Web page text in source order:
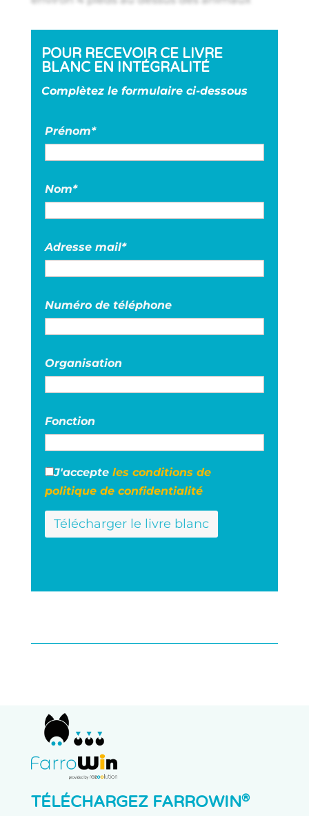
POUR RECEVOIR CE LIVRE
BLANC EN INTÉGRALITÉ
Complètez le formulaire ci-dessous
Prénom*
Nom*
Adresse mail*
Numéro de téléphone
Organisation
Fonction
J'accepte les conditions de
politique de confidentialité
TÉLÉCHARGEZ FARROWIN®